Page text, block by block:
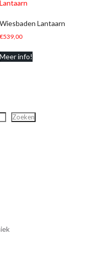
Wiesbaden Lantaarn
€539,00
Meer info!
Zoeken